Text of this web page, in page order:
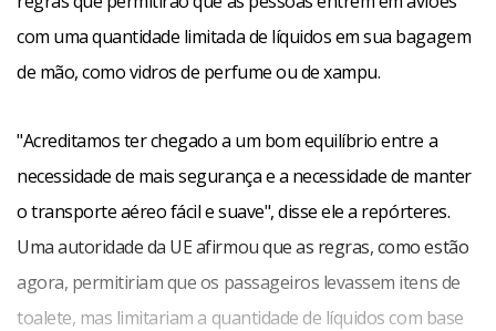
com uma quantidade limitada de líquidos em sua bagagem
de mão, como vidros de perfume ou de xampu.
"Acreditamos ter chegado a um bom equilíbrio entre a
necessidade de mais segurança e a necessidade de manter
o transporte aéreo fácil e suave", disse ele a repórteres.
Uma autoridade da UE afirmou que as regras, como estão
agora, permitiriam que os passageiros levassem itens de
toalete, mas limitariam a quantidade de líquidos com base